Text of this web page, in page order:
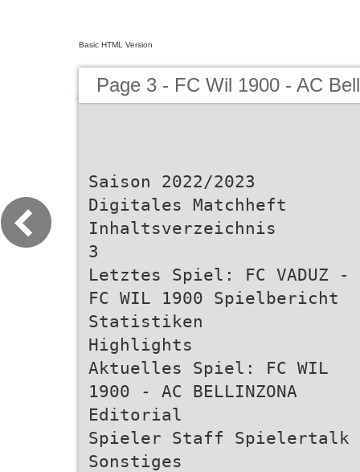
Basic HTML Version
Page 3 - FC Wil 1900 - AC
Saison 2022/2023
Digitales Matchheft
Inhaltsverzeichnis
3
Letztes Spiel: FC VADUZ -
FC WIL 1900 Spielbericht
Statistiken
Highlights
Aktuelles Spiel: FC WIL
1900 - AC BELLINZONA
Editorial
Spieler Staff Spielertalk
Sonstiges